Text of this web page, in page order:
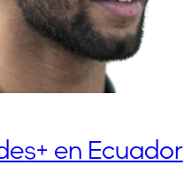
en Ecuador